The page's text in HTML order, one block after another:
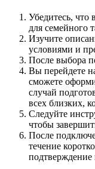
Убедитесь, что
для семейного
Изучите
условиями и
После выбора
Вы перейдете
сможете
случай
всех близких,
Следуйте
чтобы
После
течение